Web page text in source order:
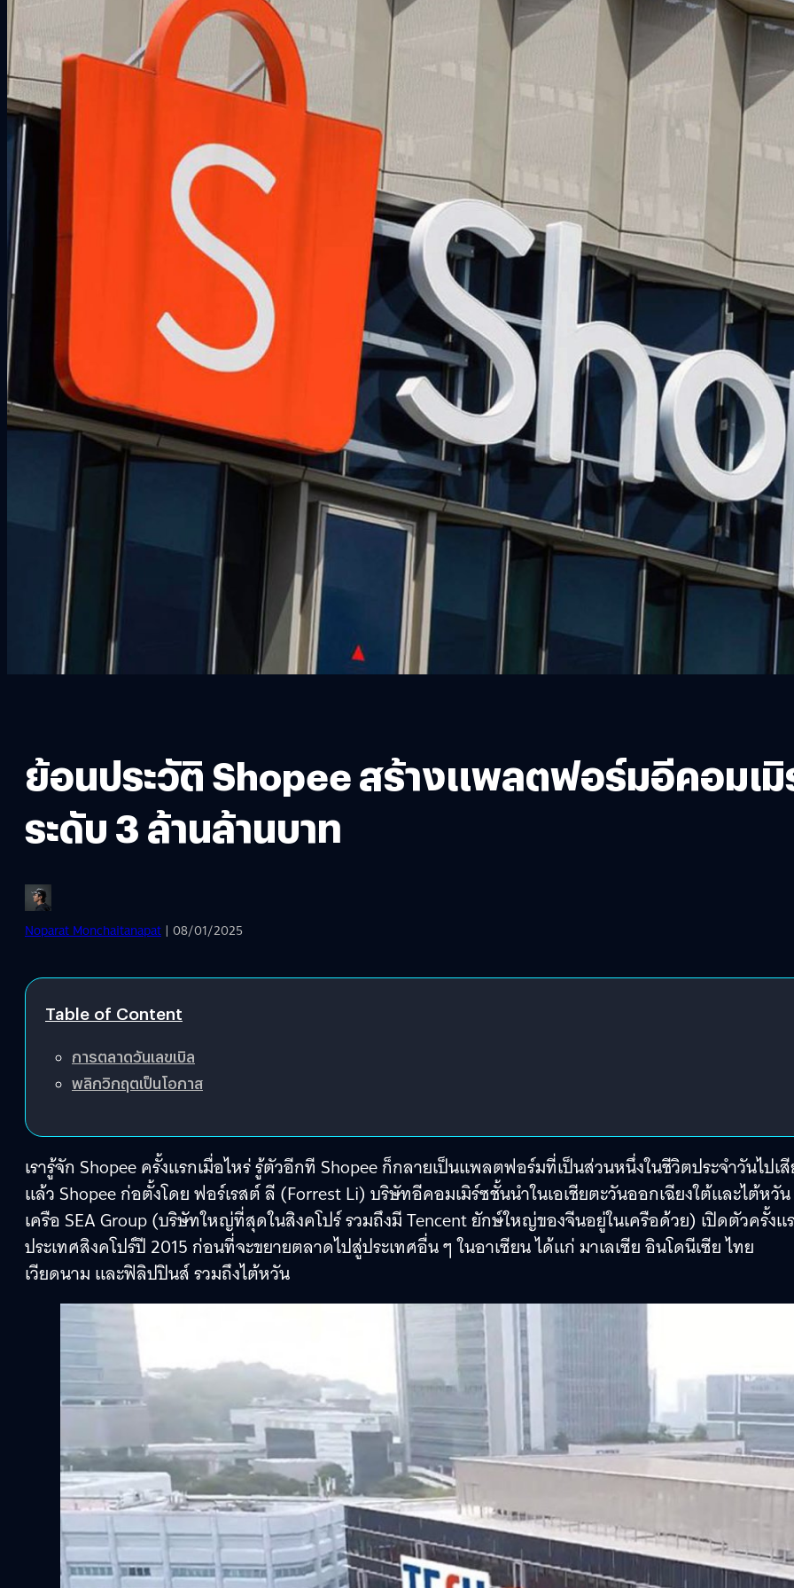
ย้อนประวัติ Shopee สร้างแพลตฟอร์มอีคอมเ
ระดับ 3 ล้านล้านบาท
Noparat Monchaitanapat | 08/01/2025
Table of Content
การตลาดวันเลขเบิล
พลิกวิกฤตเป็นโอกาส
เรารู้จัก Shopee ครั้งแรกเมื่อไหร่ รู้ตัวอีกที Shopee ก็กลายเป็นแพลตฟอร์มที่เป็นส่วนหนึ่งในชีวิตประจำวันไปเ
แล้ว Shopee ก่อตั้งโดย ฟอร์เรสต์ ลี (Forrest Li) บริษัทอีคอมเมิร์ซชั้นนำในเอเชียตะวันออกเฉียงใต้และไต้หวั
เครือ SEA Group (บริษัทใหญ่ที่สุดในสิงคโปร์ รวมถึงมี Tencent ยักษ์ใหญ่ของจีนอยู่ในเครือด้วย) เปิดตัวครั้งแ
ประเทศสิงคโปร์ปี 2015 ก่อนที่จะขยายตลาดไปสู่ประเทศอื่น ๆ ในอาเซียน ได้แก่ มาเลเซีย อินโดนีเซีย ไทย
เวียดนาม และฟิลิปปินส์ รวมถึงไต้หวัน